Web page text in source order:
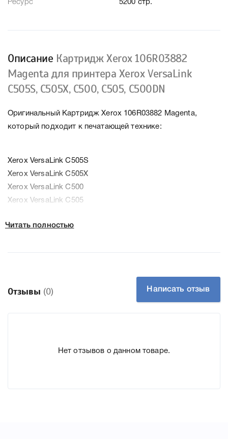
Ресурс 5200 стр.
Описание Картридж Xerox 106R03882
Magenta для принтера Xerox VersaLink
C505S, C505X, C500, C505, C500DN
Оригинальный Картридж Xerox 106R03882 Magenta,
который подходит к печатающей технике:
Xerox VersaLink C505S
Xerox VersaLink C505X
Xerox VersaLink C500
Xerox VersaLink C505
характеристики, список печатающей техники, к которому
легко подтвердить правильность выбора .
Читать полностью
Отзывы (0) Написать отзыв
Нет отзывов о данном товаре.